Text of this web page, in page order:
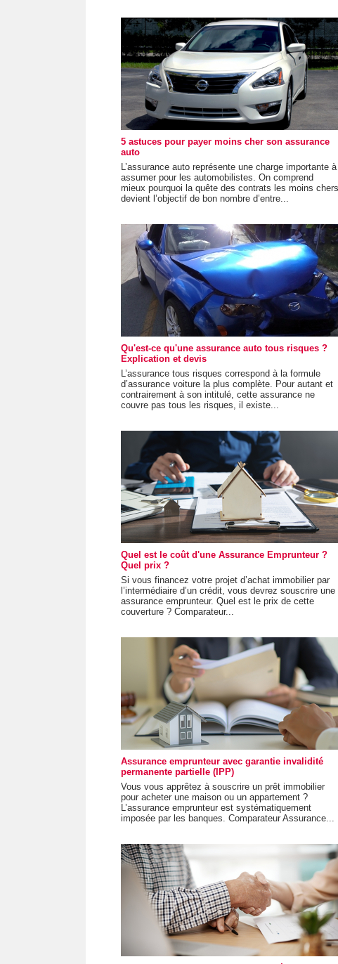
5 astuces pour payer moins cher son assurance
auto
L’assurance auto représente une charge importante à
assumer pour les automobilistes. On comprend
mieux pourquoi la quête des contrats les moins chers
devient l’objectif de bon nombre d’entre...
Qu'est-ce qu'une assurance auto tous risques ?
Explication et devis
L’assurance tous risques correspond à la formule
d’assurance voiture la plus complète. Pour autant et
contrairement à son intitulé, cette assurance ne
couvre pas tous les risques, il existe...
Quel est le coût d'une Assurance Emprunteur ?
Quel prix ?
Si vous financez votre projet d’achat immobilier par
l’intermédiaire d’un crédit, vous devrez souscrire une
assurance emprunteur. Quel est le prix de cette
couverture ? Comparateur...
Assurance emprunteur avec garantie invalidité
permanente partielle (IPP)
Vous vous apprêtez à souscrire un prêt immobilier
pour acheter une maison ou un appartement ?
L’assurance emprunteur est systématiquement
imposée par les banques. Comparateur Assurance...